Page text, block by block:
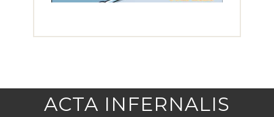
ACTA INFERNALIS